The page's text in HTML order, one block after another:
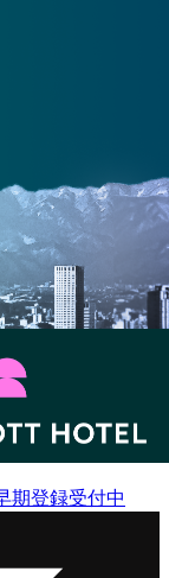
期登録受付中